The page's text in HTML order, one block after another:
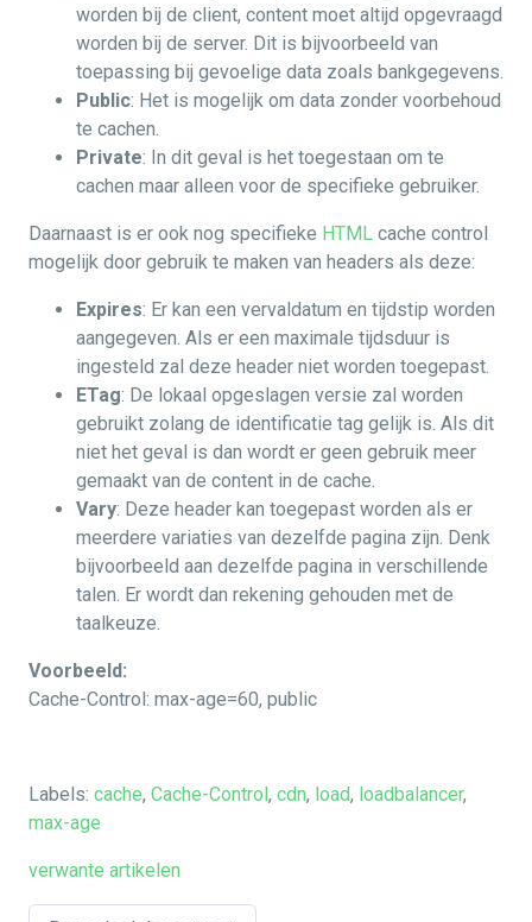
worden bij de client, content moet altijd opgevraagd
worden bij de server. Dit is bijvoorbeeld van
toepassing bij gevoelige data zoals bankgegevens.
Public: Het is mogelijk om data zonder voorbehoud
te cachen.
Private: In dit geval is het toegestaan om te
cachen maar alleen voor de specifieke gebruiker.
Daarnaast is er ook nog specifieke HTML cache control
mogelijk door gebruik te maken van headers als deze:
Expires: Er kan een vervaldatum en tijdstip worden
aangegeven. Als er een maximale tijdsduur is
ingesteld zal deze header niet worden toegepast.
ETag: De lokaal opgeslagen versie zal worden
gebruikt zolang de identificatie tag gelijk is. Als dit
niet het geval is dan wordt er geen gebruik meer
gemaakt van de content in de cache.
Vary: Deze header kan toegepast worden als er
meerdere variaties van dezelfde pagina zijn. Denk
bijvoorbeeld aan dezelfde pagina in verschillende
talen. Er wordt dan rekening gehouden met de
taalkeuze.
Voorbeeld:
Cache-Control: max-age=60, public
Labels: cache, Cache-Control, cdn, load, loadbalancer,
max-age
verwante artikelen